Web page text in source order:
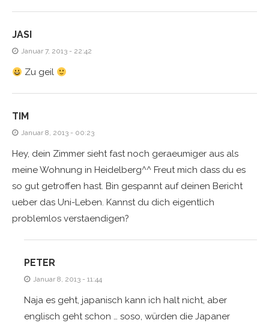
JASI
Januar 7, 2013 - 22:42
Zu geil
TIM
Januar 8, 2013 - 00:23
Hey, dein Zimmer sieht fast noch geraeumiger aus als
meine Wohnung in Heidelberg^^ Freut mich dass du es
so gut getroffen hast. Bin gespannt auf deinen Bericht
ueber das Uni-Leben. Kannst du dich eigentlich
problemlos verstaendigen?
PETER
Januar 8, 2013 - 11:44
Naja es geht, japanisch kann ich halt nicht, aber
englisch geht schon … soso, würden die Japaner